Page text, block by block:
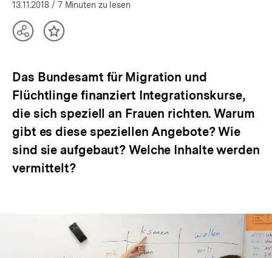
öffnen
13.11.2018 / 7 Minuten zu lesen
TeilenInhalt
Das Bundesamt für Migration und
Flüchtlinge finanziert Integrationskurse,
die sich speziell an Frauen richten. Warum
gibt es diese speziellen Angebote? Wie
sind sie aufgebaut? Welche Inhalte werden
vermittelt?